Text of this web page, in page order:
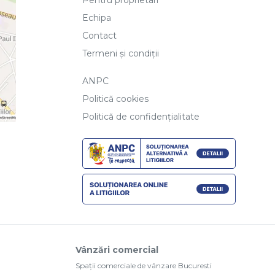
Echipa
Contact
Termeni și condiții
ANPC
Politică cookies
Politică de confidențialitate
Vânzări comercial
Spații comerciale de vânzare Bucuresti